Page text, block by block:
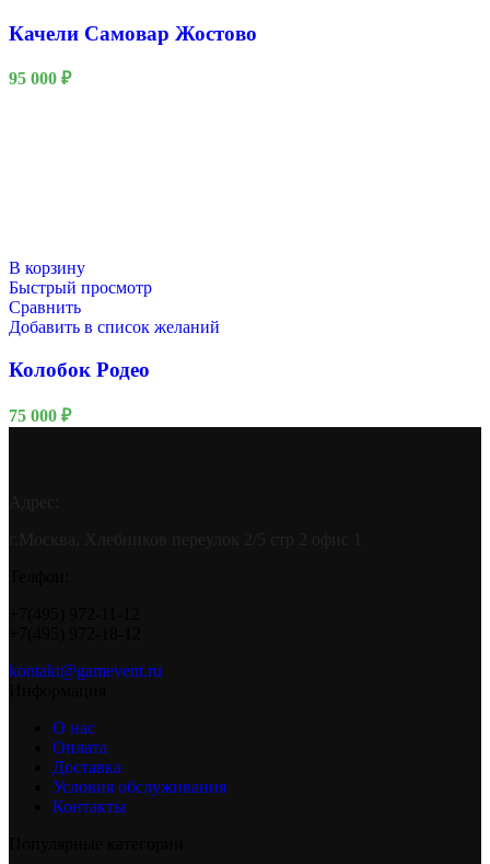
Качели Самовар Жостово
95 000 ₽
В корзину
Быстрый просмотр
Сравнить
Добавить в список желаний
Колобок Родео
75 000 ₽
kontakt@gamevent.ru
О нас
Оплата
Доставка
Условия обслуживания
Контакты